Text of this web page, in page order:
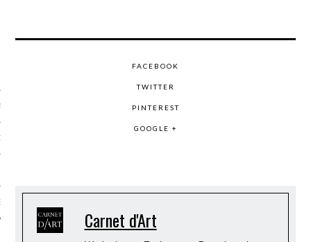
CARAVELLE
PODCAST
FACEBOOK
TWITTER
PINTEREST
GOOGLE +
Carnet d'Art